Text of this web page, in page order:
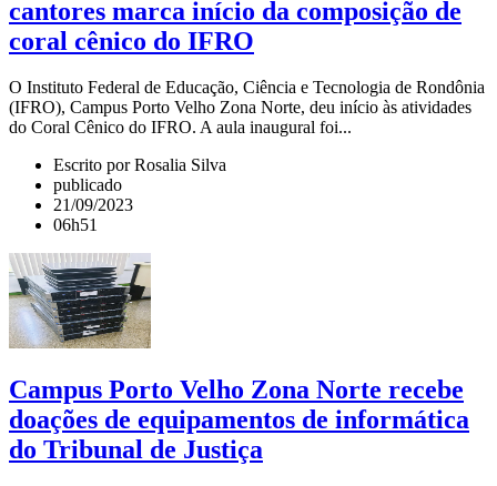
cantores marca início da composição de
coral cênico do IFRO
O Instituto Federal de Educação, Ciência e Tecnologia de Rondônia
(IFRO), Campus Porto Velho Zona Norte, deu início às atividades
do Coral Cênico do IFRO. A aula inaugural foi...
Escrito por Rosalia Silva
publicado
21/09/2023
06h51
Campus Porto Velho Zona Norte recebe
doações de equipamentos de informática
do Tribunal de Justiça